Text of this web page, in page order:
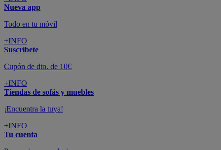
Nueva app
Todo en tu móvil
+INFO
Suscríbete
Cupón de dto. de 10€
+INFO
Tiendas de sofás y muebles
¡Encuentra la tuya!
+INFO
Tu cuenta